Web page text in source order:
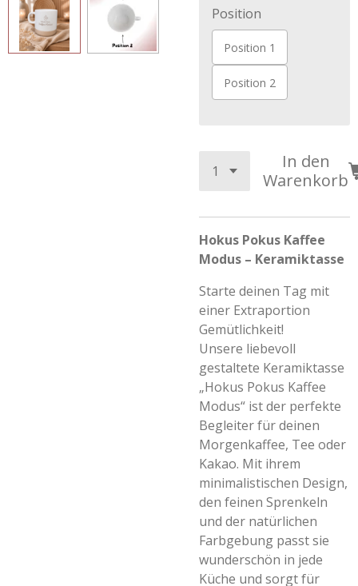
Position
Position 1
Position 2
In den
Warenkorb
Hokus Pokus Kaffee
Modus – Keramiktasse
Starte deinen Tag mit
einer Extraportion
Gemütlichkeit!
Unsere liebevoll
gestaltete Keramiktasse
„Hokus Pokus Kaffee
Modus“ ist der perfekte
Begleiter für deinen
Morgenkaffee, Tee oder
Kakao. Mit ihrem
minimalistischen Design,
den feinen Sprenkeln
und der natürlichen
Farbgebung passt sie
wunderschön in jede
Küche und sorgt für